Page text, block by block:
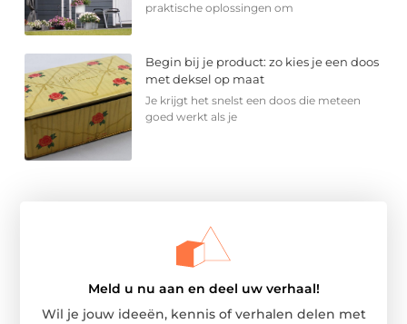
praktische oplossingen om
Begin bij je product: zo kies je een doos
met deksel op maat
Je krijgt het snelst een doos die meteen
goed werkt als je
Meld u nu aan en deel uw verhaal!
Wil je jouw ideeën, kennis of verhalen delen met